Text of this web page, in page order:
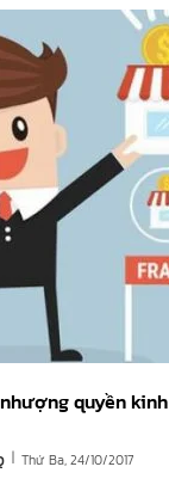
quyền kinh
| Thứ Ba, 24/10/2017